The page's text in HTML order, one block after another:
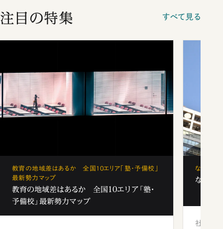
注目の特集 すべて見る
教育の地域差はあるか 全国10エリア「塾・予備校」
最新勢力マップ
教育の地域差はあるか 全国10エリア「塾・
予備校」最新勢力マップ
なぜ「フ
なぜ「
社会